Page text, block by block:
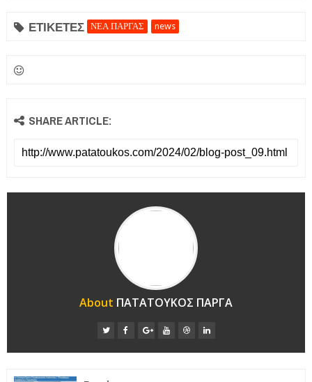
ΕΤΙΚΕΤΕΣ ΝΕΑ ΠΑΡΓΑΣ news
SHARE ARTICLE:
About ΠΑΤΑΤΟΥΚΟΣ ΠΑΡΓΑ